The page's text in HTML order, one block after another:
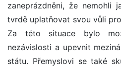
zaneprázdněni, že nemohli
tvrdě uplatňovat svou vůli
Za této situace bylo
nezávislosti a upevnit
státu. Přemyslovi se také